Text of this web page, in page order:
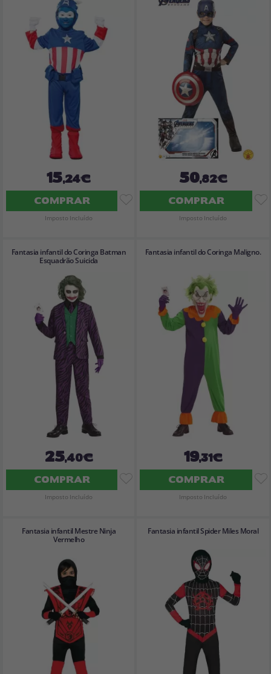
15,24€
COMPRAR
Imposto Incluído
50,82€
COMPRAR
Imposto Incluído
Fantasia infantil do Coringa Batman
Esquadrão Suicida
25,40€
COMPRAR
Imposto Incluído
Fantasia infantil do Coringa Maligno.
19,31€
COMPRAR
Imposto Incluído
Fantasia infantil Mestre Ninja
Vermelho
Fantasia infantil Spider Miles Moral